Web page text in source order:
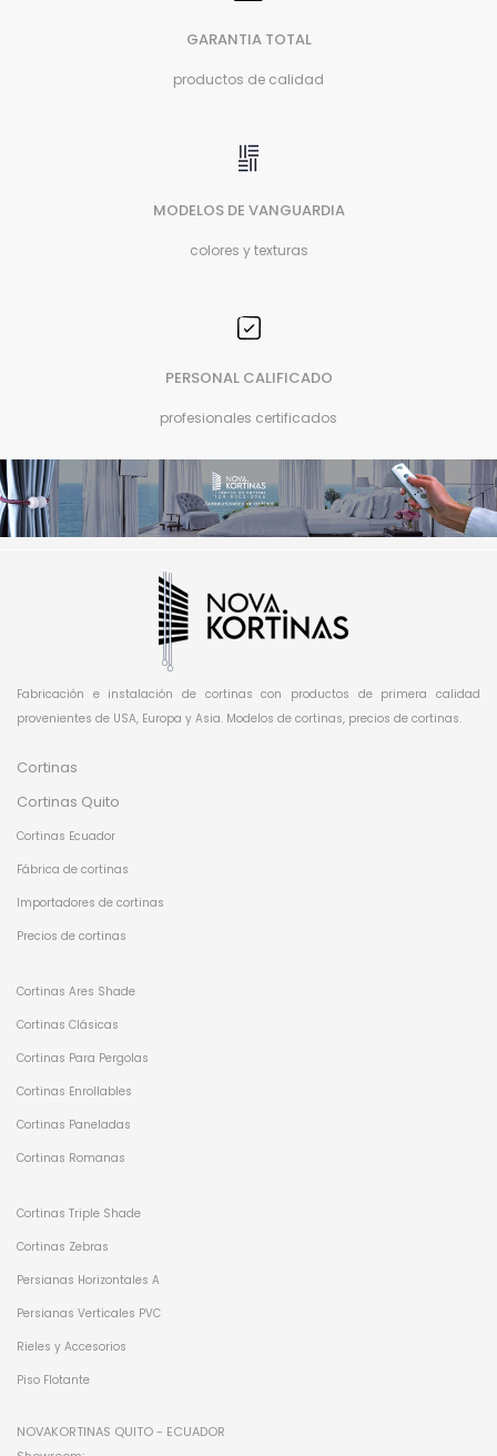
GARANTIA TOTAL
productos de calidad
MODELOS DE VANGUARDIA
colores y texturas
PERSONAL CALIFICADO
profesionales certificados
Fabricación e instalación de cortinas con productos de primera calidad
provenientes de USA, Europa y Asia. Modelos de cortinas, precios de cortinas.
Cortinas
Cortinas Quito
Cortinas Ecuador
Fábrica de cortinas
Importadores de cortinas
Precios de cortinas
Cortinas Ares Shade
Cortinas Clásicas
Cortinas Para Pergolas
Cortinas Enrollables
Cortinas Paneladas
Cortinas Romanas
Cortinas Triple Shade
Cortinas Zebras
Persianas Horizontales A
Persianas Verticales PVC
Rieles y Accesorios
Piso Flotante
NOVAKORTINAS QUITO - ECUADOR